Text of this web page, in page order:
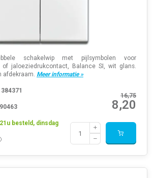
schakelwip met pijlsymbolen voor
of jaloeziedrukcontact, Balance SI, wit glans.
afdekraam. Meer informatie »
16,75
8,20
384371
besteld, dinsdag